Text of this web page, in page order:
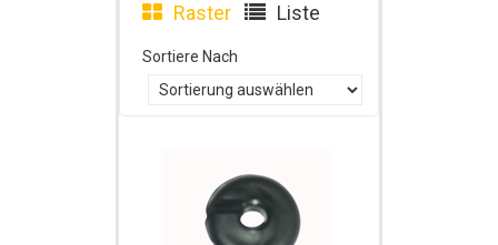
Raster Liste
Sortiere Nach